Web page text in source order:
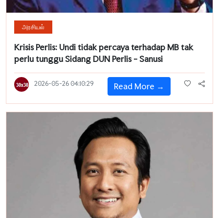
அரசியல்
Krisis Perlis: Undi tidak percaya terhadap MB tak
perlu tunggu Sidang DUN Perlis - Sanusi
2026-05-26 04:10:29 Read More →